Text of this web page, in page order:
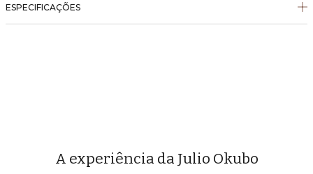
ESPECIFICAÇÕES
A experiência da Julio Okubo